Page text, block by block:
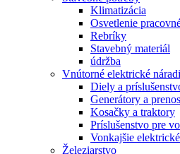
Klimatizácia
Osvetlenie
Rebríky
Stavebný materiál
údržba
Vnútorné elektrické
Diely a
Generátory a
Kosačky a traktory
Príslušenstvo pre
Vonkajšie
Železiarstvo